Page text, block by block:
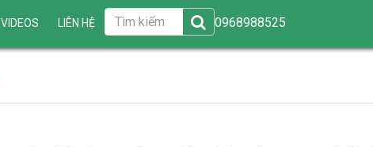
VIDEOS LIÊN HỆ 0968988525